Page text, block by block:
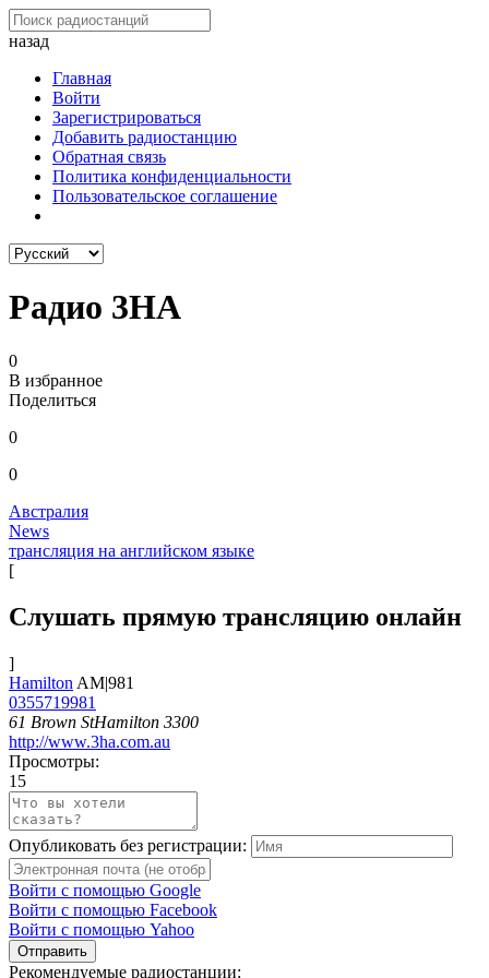
назад
Главная
Войти
Зарегистрироваться
Добавить радиостанцию
Обратная связь
Политика конфиденциальности
Пользовательское соглашение
Радио 3HA
0
В избранное
Поделиться
0
0
Австралия
News
трансляция на английском языке
[
Слушать прямую трансляцию онлайн
]
Hamilton AM|981
0355719981
61 Brown StHamilton 3300
http://www.3ha.com.au
Просмотры:
15
Опубликовать без регистрации:
Войти с помощью Google
Войти с помощью Facebook
Войти с помощью Yahoo
Отправить
Рекомендуемые радиостанции: